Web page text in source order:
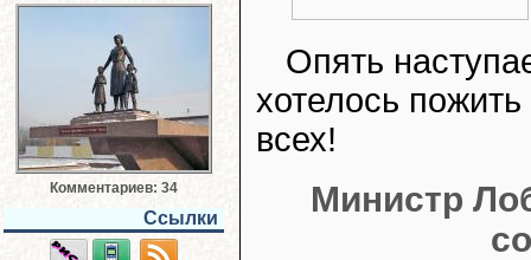
Комментариев: 34
Ссылки
Опять
хотелось
всех!
Министр